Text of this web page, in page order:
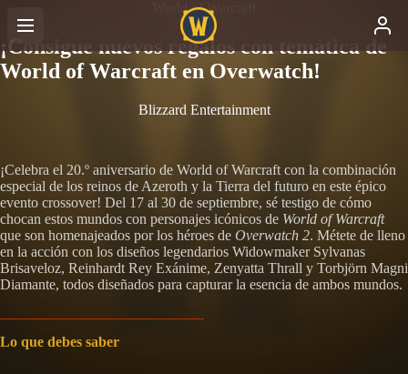
World of Warcraft
¡Consigue nuevos regalos con temática de
World of Warcraft en Overwatch!
Blizzard Entertainment
¡Celebra el 20.º aniversario de World of Warcraft con la combinación
especial de los reinos de Azeroth y la Tierra del futuro en este épico
evento crossover! Del 17 al 30 de septiembre, sé testigo de cómo
chocan estos mundos con personajes icónicos de World of Warcraft
que son homenajeados por los héroes de Overwatch 2. Métete de lleno
en la acción con los diseños legendarios Widowmaker Sylvanas
Brisaveloz, Reinhardt Rey Exánime, Zenyatta Thrall y Torbjörn Magni
Diamante, todos diseñados para capturar la esencia de ambos mundos.
Lo que debes saber